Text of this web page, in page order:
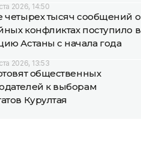
2026, 14:50
четырех тысяч сообщений о
конфликтах поступило в
Астаны с начала года
2026, 13:53
общественных
к выборам
Курултая